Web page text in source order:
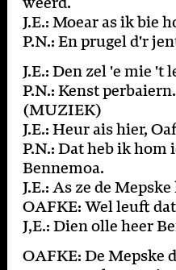
J.E.: Moear as ik bie
P.N.: En prugel d'r
J.E.: Den zel 'e mie 't
P.N.: Kenst perbaiern.
(MUZIEK)
J.E.: Heur ais hier,
P.N.: Dat heb ik hom
Bennemoa.
J.E.: As ze de
OAFKE: Wel leuft
J,E.: Dien olle heer
OAFKE: De Mepske